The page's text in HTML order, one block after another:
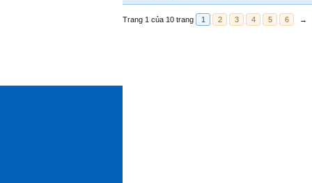
Trang 1 của 10 trang 1 2 3 4 5 6 →